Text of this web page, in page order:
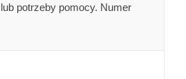
potrzeby pomocy. Numer